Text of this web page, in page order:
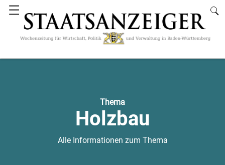
☰
Thema
Holzbau
Alle Informationen zum Thema